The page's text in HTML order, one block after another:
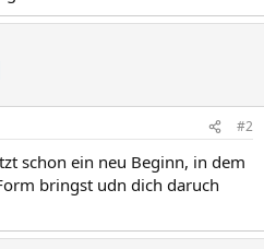
#2
schon ein neu Beginn, in dem
bringst udn dich daruch